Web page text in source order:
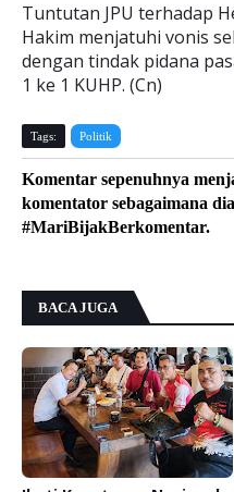
Tuntutan JPU terhadap
Hakim menjatuhi vonis
dengan tindak pidana
1 ke 1 KUHP. (Cn)
Tags: Politik
Komentar sepenuhnya
komentator sebagaimana
#MariBijakBerkomentar.
BACA JUGA